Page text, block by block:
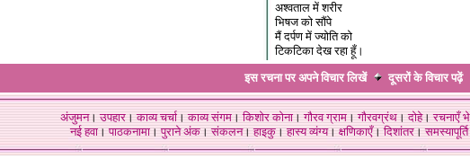
अश्वताल में शरीर
भिषज को सौंपे
मैं दर्पण में ज्योति को
टिकटिका देख रहा हूँ।
इस रचना पर अपने विचार लिखें
दूसरों के विचारपढ़ें
अंजुमन।उपहार।काव्य चर्चा।काव्य संगम।किशोर कोना।गौरव ग्राम।गौरवग्रंथ।दोहे।रचनाएँ
नई हवा। पाठकनामा। पुराने अंक। संकलन। हाइकु। हास्य व्यंग्य। क्षणिकाएँ। दिशांतर। समस्यापूर्ति